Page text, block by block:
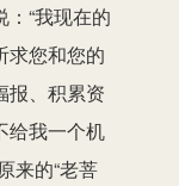
“我现在的
求您和您的
报、积累资
给我一个机
来的“老菩